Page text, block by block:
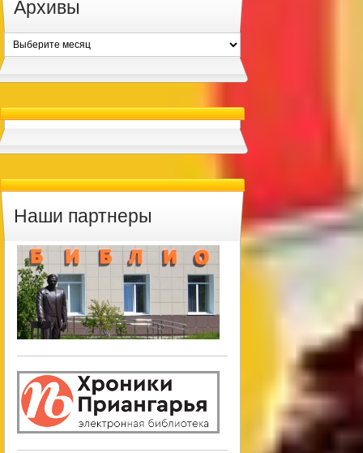
Архивы
Архивы
Наши партнеры